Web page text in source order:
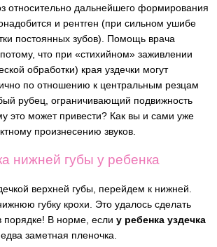
относительно дальнейшего формирования
и рентген (при сильном ушибе
постоянных зубов). Помощь врача
что при «стихийном» заживлении
обработки) края уздечки могут
по отношению к центральным резцам
рубец, ограничивающий подвижность
это может привести? Как вы и сами уже
произнесению звуков.
нижней губы у ребенка
верхней губы, перейдем к нижней.
губку крохи. Это удалось сделать
порядке! В норме, если у ребенка уздечка
заметная пленочка.